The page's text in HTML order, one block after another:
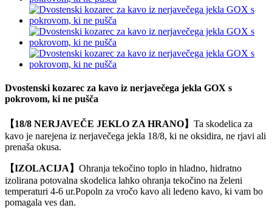
Dvostenski kozarec za kavo iz nerjavečega jekla GOX s
pokrovom, ki ne pušča
【18/8 NERJAVEČE JEKLO ZA HRANO】 Ta skodelica za
kavo je narejena iz nerjavečega jekla 18/8, ki ne oksidira, ne rjavi ali
prenaša okusa.
【IZOLACIJA】 Ohranja tekočino toplo in hladno, hidratno
izolirana potovalna skodelica lahko ohranja tekočino na želeni
temperaturi 4-6 ur.Popoln za vročo kavo ali ledeno kavo, ki vam bo
pomagala ves dan.